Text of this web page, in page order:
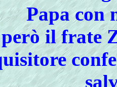
Papa con
il frate